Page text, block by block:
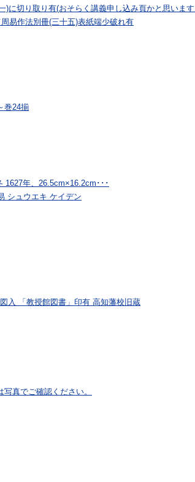
)に切り取り有(おそらく講義申し込み頁かと思いま
易作法別冊(三十五)表紙端少破れ有
巻24揃
1627年、26.5cm×16.2cm･･･
シュウエキ ケイデン
入 「教授館図書」印有 高知藩校旧蔵
真でご確認ください。